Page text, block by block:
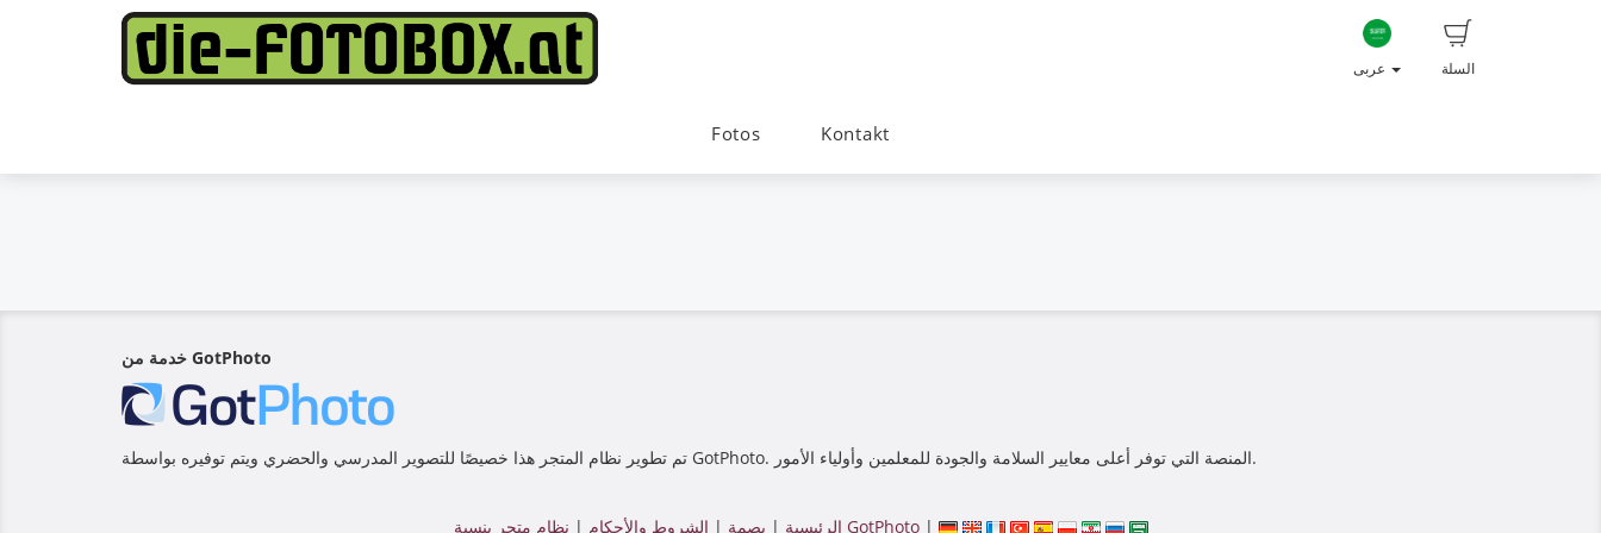
السلة
Fotos Kontakt
خدمة من GotPhoto
تم تطوير نظام المتجر هذا خصيصًا للتصوير المدرسي والحضري ويتم توفيره بواسطة GotPhoto. المنصة التي توفر أعلى معايير السلامة والجودة للمعلمين وأولياء الأمور.
الرئيسية | بصمة | الشروط والأحكام | نظام متجر بنسبة GotPhoto |